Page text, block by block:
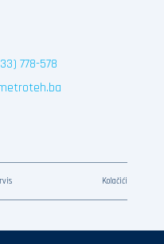
778-578
Kolačići